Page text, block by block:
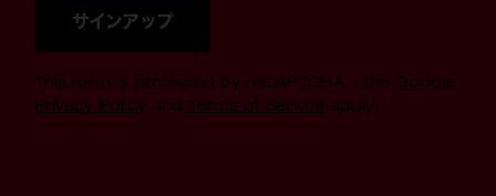
サインアップ
This form is protected by reCAPTCHA - the Google
Privacy Policyand Terms of Service apply.